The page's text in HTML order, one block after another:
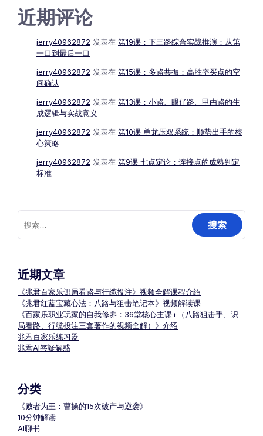
近期评论
jerry40962872 发表在 第19课：下三路综合实战推演：从第
一口到最后一口
jerry40962872 发表在 第15课：多路共振：高胜率买点的空
间确认
jerry40962872 发表在 第13课：小路、眼仔路、曱甴路的生
成逻辑与实战意义
jerry40962872 发表在 第10课 单龙压双系统：顺势出手的核
心策略
jerry40962872 发表在 第9课 七点定论：连接点的成熟判定
标准
搜
索：
近期文章
《兆君百家乐识局看路与行缆投注》视频全解课程介绍
《兆君红蓝宝藏心法：八路与狙击笔记本》视频解读课
《百家乐职业玩家的自我修养：36堂核心主课+（八路狙击手、识
局看路、行缆投注三套著作的视频全解）》介绍
兆君百家乐练习器
兆君AI答疑解惑
分类
《败者为王：曹操的15次破产与逆袭》
10分钟解读
AI聊书